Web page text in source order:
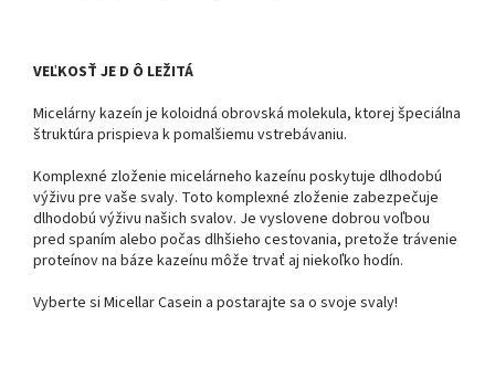
VEĽKOSŤ JE D Ô LEŽITÁ
Micelárny kazeín je koloidná obrovská molekula, ktorej špeciálna
štruktúra prispieva k pomalšiemu vstrebávaniu.
Komplexné zloženie micelárneho kazeínu poskytuje dlhodobú
výživu pre vaše svaly. Toto komplexné zloženie zabezpečuje
dlhodobú výživu našich svalov. Je vyslovene dobrou voľbou
pred spaním alebo počas dlhšieho cestovania, pretože trávenie
proteínov na báze kazeínu môže trvať aj niekoľko hodín.
Vyberte si Micellar Casein a postarajte sa o svoje svaly!